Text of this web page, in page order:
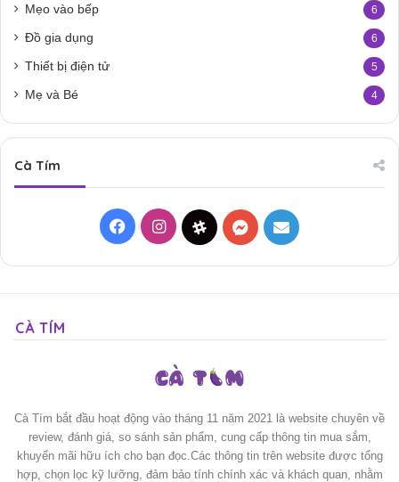
Mẹo vào bếp 6
Đồ gia dụng 6
Thiết bị điện tử 5
Mẹ và Bé 4
Cà Tím
FacebookInstagramThreadsMessenger
Mail
CÀ TÍM
Cà Tím bắt đầu hoạt động vào tháng 11 năm 2021 là website chuyên về
review, đánh giá, so sánh sản phẩm, cung cấp thông tin mua sắm,
khuyến mãi hữu ích cho bạn đọc.Các thông tin trên website được tổng
hợp, chọn lọc kỹ lưỡng, đảm bảo tính chính xác và khách quan, nhằm